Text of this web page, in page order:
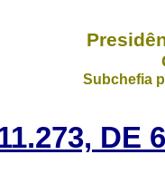
Subchefia
DE